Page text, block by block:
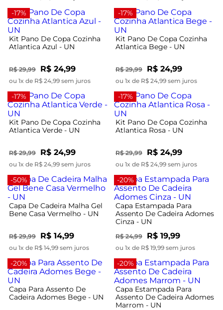
-17%
Kit Pano De Copa Cozinha
Atlantica Azul - UN
R$ 29,99 R$ 24,99
ou 1x de R$ 24,99 sem juros
-17%
Kit Pano De Copa Cozinha
Atlantica Bege - UN
R$ 29,99 R$ 24,99
ou 1x de R$ 24,99 sem juros
-17%
Kit Pano De Copa Cozinha
Atlantica Verde - UN
R$ 29,99 R$ 24,99
ou 1x de R$ 24,99 sem juros
-17%
Kit Pano De Copa Cozinha
Atlantica Rosa - UN
R$ 29,99 R$ 24,99
ou 1x de R$ 24,99 sem juros
-50%
Capa De Cadeira Malha Gel
Bene Casa Vermelho - UN
R$ 29,99 R$ 14,99
ou 1x de R$ 14,99 sem juros
-20%
Capa Estampada Para
Assento De Cadeira Adomes
Cinza - UN
R$ 24,99 R$ 19,99
ou 1x de R$ 19,99 sem juros
-20%
Capa Para Assento De
Cadeira Adomes Bege - UN
-20%
Capa Estampada Para
Assento De Cadeira Adomes
Marrom - UN